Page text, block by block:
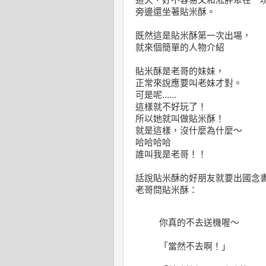
旁邊還坐著貼米酥。
既然這是貼米酥第一次出場，
就來個簡單的人物介紹
貼米酥是老哥的妹妹，
正常來說應要叫老妹才對。
可是呢......
這樣就不好玩了！
所以她就叫做貼米酥！
就是這樣，沒什麼為什麼～
哈哈哈哈
誰叫我是老哥！！
話說貼米酥的好朋友就要出國念
老哥問貼米酥：
你真的不去送機喔～
「當然不去啊！」